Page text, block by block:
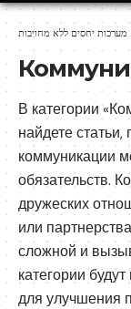
מערכות יחסים ללא מחויבות
В категории
найдете
коммуникации
обязательств.
дружеских
или
сложной и
категории
для улучшения